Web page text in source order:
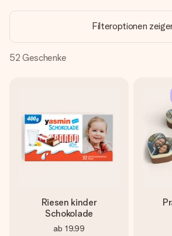
+49 39292 929695
Montag - Freitag : 8:30 - 17:00 Uhr
Samstag - Sonntag : 8:30 - 13:00 Uhr
Filteroptionen
52 Geschenke
Riesen kinder
Schokolade
ab 19,99